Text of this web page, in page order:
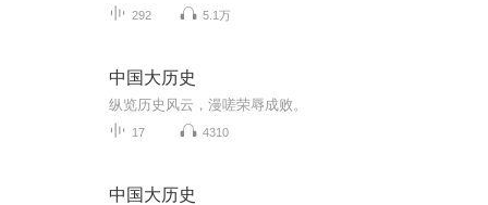
292 5.1万
中国大历史
纵览历史风云，漫嗟荣辱成败。
17 4310
中国大历史